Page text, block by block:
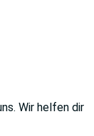
Wir helfen dir